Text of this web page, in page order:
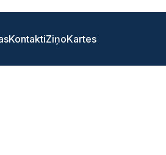
KontaktiZiņoKartes